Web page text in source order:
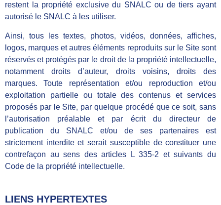
restent la propriété exclusive du SNALC ou de tiers ayant
autorisé le SNALC à les utiliser.
Ainsi, tous les textes, photos, vidéos, données, affiches,
logos, marques et autres éléments reproduits sur le Site sont
réservés et protégés par le droit de la propriété intellectuelle,
notamment droits d’auteur, droits voisins, droits des
marques. Toute représentation et/ou reproduction et/ou
exploitation partielle ou totale des contenus et services
proposés par le Site, par quelque procédé que ce soit, sans
l’autorisation préalable et par écrit du directeur de
publication du SNALC et/ou de ses partenaires est
strictement interdite et serait susceptible de constituer une
contrefaçon au sens des articles L 335-2 et suivants du
Code de la propriété intellectuelle.
LIENS HYPERTEXTES